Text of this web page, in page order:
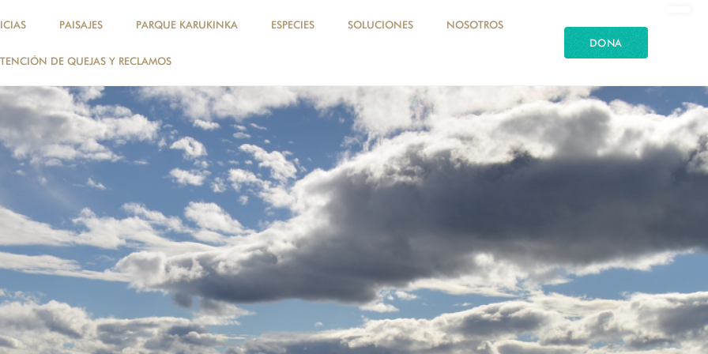
PAISAJES PARQUE KARUKINKA ESPECIES SOLUCIONES NOSOTROS
DE QUEJAS Y RECLAMOS
DONA